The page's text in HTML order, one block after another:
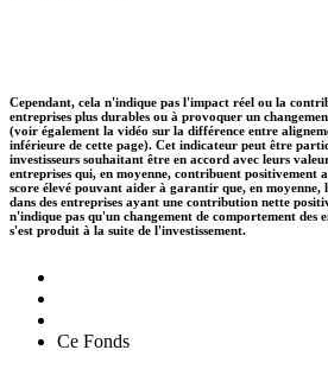
Cependant, cela n'indique pas l'impact réel ou la
entreprises plus durables ou à provoquer un
(voir également la vidéo sur la différence entre
inférieure de cette page). Cet indicateur peut être
investisseurs souhaitant être en accord avec leurs
entreprises qui, en moyenne, contribuent positivement
score élevé pouvant aider à garantir que, en moyenne,
dans des entreprises ayant une contribution nette
n'indique pas qu'un changement de comportement des
s'est produit à la suite de l'investissement.
Ce Fonds